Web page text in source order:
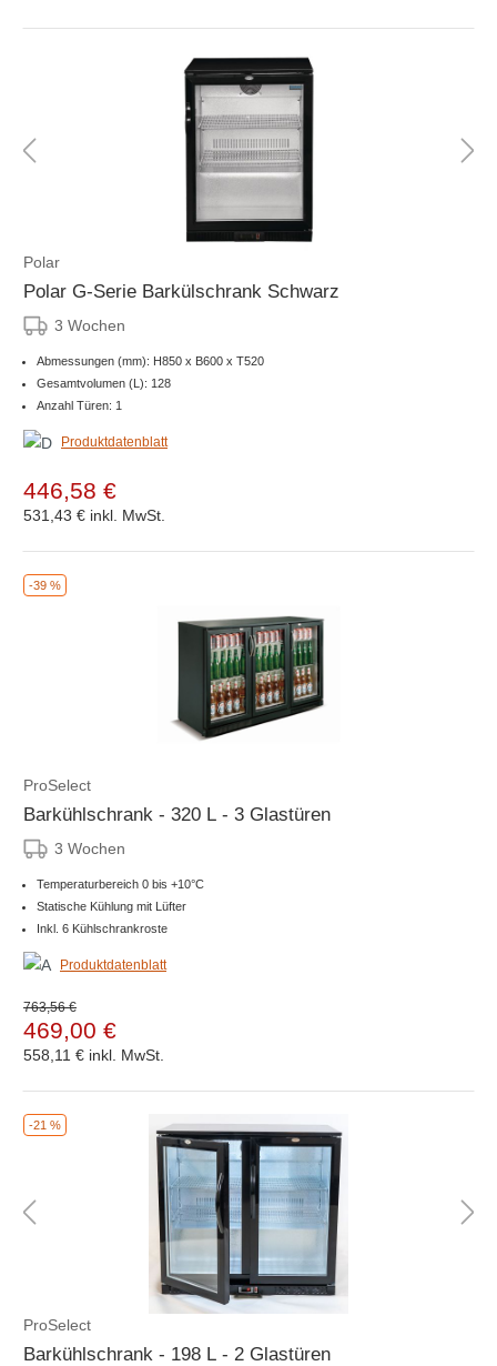
Polar
Polar G-Serie Barkülschrank Schwarz
3 Wochen
Abmessungen (mm): H850 x B600 x T520
Gesamtvolumen (L): 128
Anzahl Türen: 1
Produktdatenblatt
446,58 €
531,43 € inkl. MwSt.
-39 %
ProSelect
Barkühlschrank - 320 L - 3 Glastüren
3 Wochen
Temperaturbereich 0 bis +10°C
Statische Kühlung mit Lüfter
Inkl. 6 Kühlschrankroste
Produktdatenblatt
763,56 €
469,00 €
558,11 € inkl. MwSt.
-21 %
ProSelect
Barkühlschrank - 198 L - 2 Glastüren